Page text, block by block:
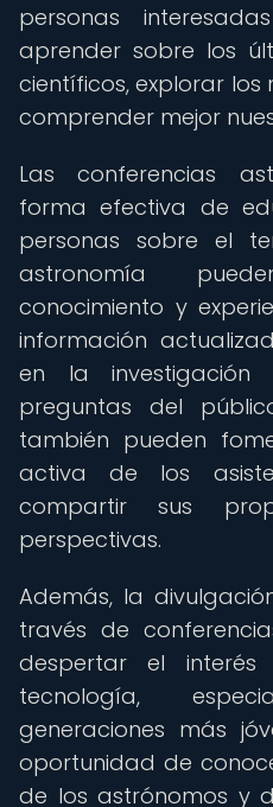
personas
aprender sobre los
científicos, explorar los
comprender mejor
Las conferencias
forma efectiva de
personas sobre el
astronomía
conocimiento y
información
en la investigación
preguntas del
también pueden
activa de los
compartir sus
perspectivas.
Además, la
través de
despertar el
tecnología,
generaciones más
oportunidad de
de los astrónomos y